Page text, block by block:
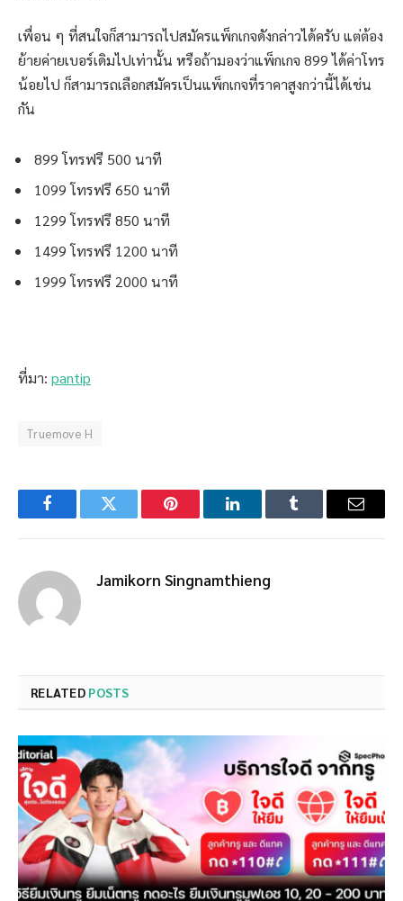
เพื่อน ๆ ที่สนใจก็สามารถไปสมัครแพ็กเกจดังกล่าวได้ครับ แต่ต้อง
ย้ายค่ายเบอร์เดิมไปเท่านั้น หรือถ้ามองว่าแพ็กเกจ 899 ได้ค่าโทร
น้อยไป ก็สามารถเลือกสมัครเป็นแพ็กเกจที่ราคาสูงกว่านี้ได้เช่น
กัน
899 โทรฟรี 500 นาที
1099 โทรฟรี 650 นาที
1299 โทรฟรี 850 นาที
1499 โทรฟรี 1200 นาที
1999 โทรฟรี 2000 นาที
ที่มา: pantip
Truemove H
FacebookTwitter Pinterest LinkedInTumblr Email
Jamikorn Singnamthieng
RELATED POSTS